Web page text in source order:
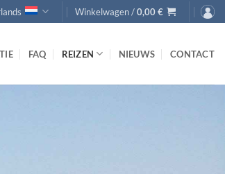
Winkelwagen /0,00€
FAQ REIZEN NIEUWS CONTACT